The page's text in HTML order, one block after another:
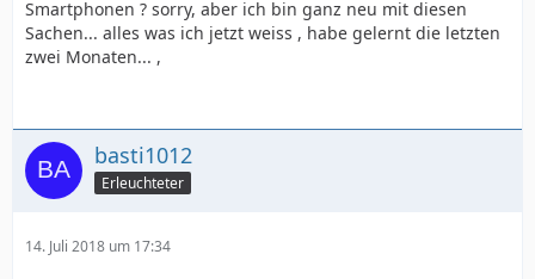
Smartphonen ? sorry, aber ich bin ganz neu mit diesen
Sachen... alles was ich jetzt weiss , habe gelernt die letzten
zwei Monaten... ,
basti1012
Erleuchteter
14. Juli 2018 um 17:34